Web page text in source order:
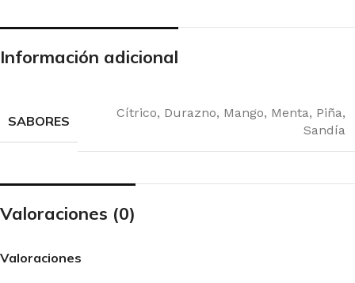
Información adicional
SABORES
Cítrico, Durazno, Mango, Menta, Piña,
Sandía
Valoraciones (0)
Valoraciones